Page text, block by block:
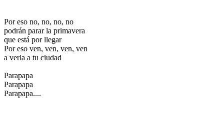
Por eso no, no, no, no
podrán parar la primavera
que está por llegar
Por eso ven, ven, ven, ven
a verla a tu ciudad
Parapapa
Parapapa
Parapapa....